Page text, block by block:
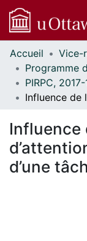
Communautés
et collections
Parcourir
Statistiques
À propos
Accueil
Influence
d’une